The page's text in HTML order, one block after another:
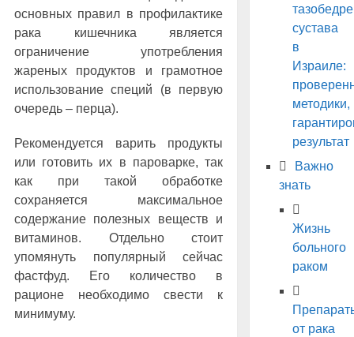
основных правил в профилактике
рака кишечника является
ограничение употребления
жареных продуктов и грамотное
использование специй (в первую
очередь – перца).
Рекомендуется варить продукты
или готовить их в пароварке, так
как при такой обработке
сохраняется максимальное
содержание полезных веществ и
витаминов. Отдельно стоит
упомянуть популярный сейчас
фастфуд. Его количество в
рационе необходимо свести к
минимуму.
сустава
в
Израиле:
методики,
результат
Важно
знать
Жизнь
больного
раком
от рака